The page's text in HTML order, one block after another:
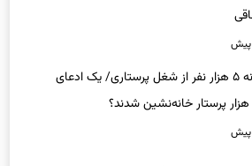
خروج سالانه ۵ هزار نفر از شغل پرستاری/ یک ادعای